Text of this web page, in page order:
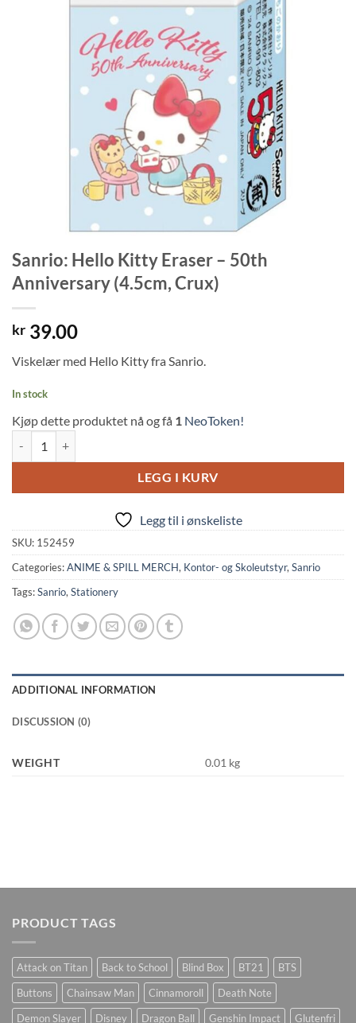
Sanrio: Hello Kitty Eraser – 50th
Anniversary (4.5cm, Crux)
kr 39.00
Viskelær med Hello Kitty fra Sanrio.
In stock
Kjøp dette produktet nå og få 1 NeoToken!
LEGG I KURV
Legg til i ønskeliste
SKU: 152459
Categories:ANIME & SPILL MERCH, Kontor- og Skoleutstyr, Sanrio
Tags:Sanrio, Stationery
ADDITIONAL INFORMATION
DISCUSSION (0)
WEIGHT 0.01 kg
PRODUCT TAGS
Attack on Titan Back to School Blind Box BT21
BTS
Buttons
Chainsaw Man Cinnamoroll
Death Note
Demon Slayer
Disney Dragon Ball Genshin Impact
Glutenfri